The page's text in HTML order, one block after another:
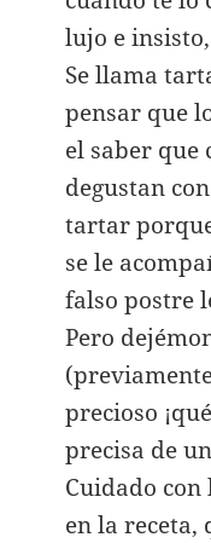
lujo e
Se llama
pensar que
el saber que
degustan
tartar
se le
falso postre
Pero
precioso
precisa de
Cuidado
en la receta,